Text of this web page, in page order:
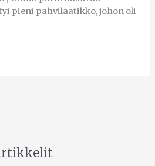
pieni pahvilaatikko, johon oli